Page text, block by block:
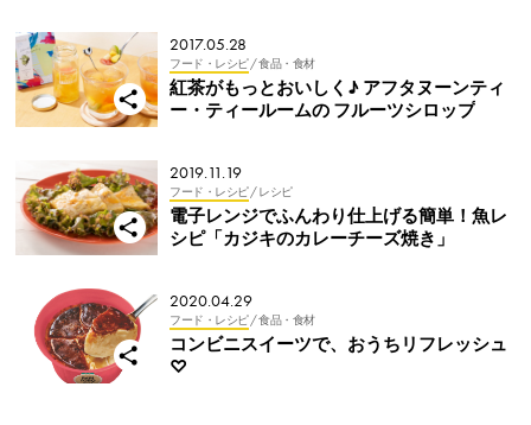
2017.05.28
フード・レシピ/ 食品・食材
紅茶がもっとおいしく♪ アフタヌーンティ
ー・ティールームの フルーツシロップ
2019.11.19
フード・レシピ/ レシピ
電子レンジでふんわり仕上げる簡単！魚レ
シピ「カジキのカレーチーズ焼き」
2020.04.29
フード・レシピ/ 食品・食材
コンビニスイーツで、おうちリフレッシュ
♡